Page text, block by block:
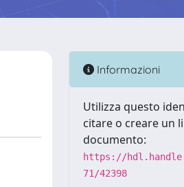
Informazioni
Utilizza questo
citare o creare un
documento:
https://
71/42398